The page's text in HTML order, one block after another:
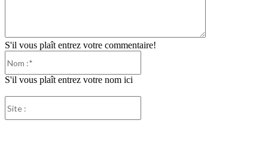
S'il vous plaît entrez votre commentaire!
S'il vous plaît entrez votre nom ici